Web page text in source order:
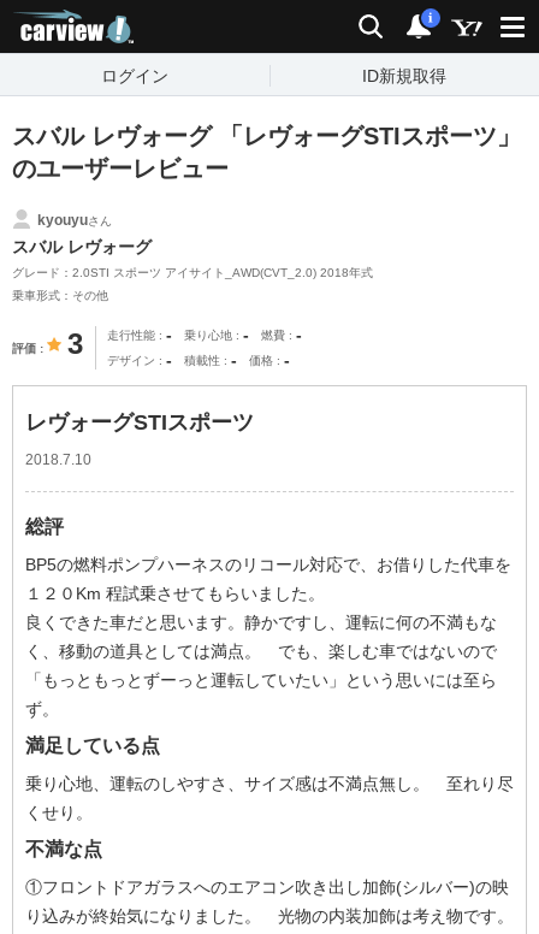
検索 通知
i
ログイン ID新規取得
スバル レヴォーグ 「レヴォーグSTIスポーツ」
のユーザーレビュー
kyouyuさん
スバル レヴォーグ
グレード：2.0STI スポーツ アイサイト_AWD(CVT_2.0) 2018年式
乗車形式：その他
評価 3 走行性能 - 乗り心地 - 燃費 -
デザイン - 積載性 - 価格 -
レヴォーグSTIスポーツ
2018.7.10
総評
BP5の燃料ポンプハーネスのリコール対応で、お借りした代車を
１２０Km 程試乗させてもらいました。
良くできた車だと思います。静かですし、運転に何の不満もな
く、移動の道具としては満点。 でも、楽しむ車ではないので
「もっともっとずーっと運転していたい」という思いには至ら
ず。
満足している点
乗り心地、運転のしやすさ、サイズ感は不満点無し。 至れり尽
くせり。
不満な点
①フロントドアガラスへのエアコン吹き出し加飾(シルバー)の映
り込みが終始気になりました。 光物の内装加飾は考え物です。